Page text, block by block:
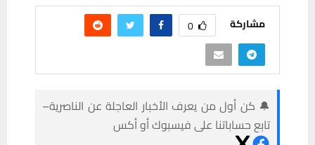
مشاركة 0
🔔 كن أول من يعرف الأخبار العاجلة عن الناصرية–
تابع حساباتنا على فيسبوك أو أكس